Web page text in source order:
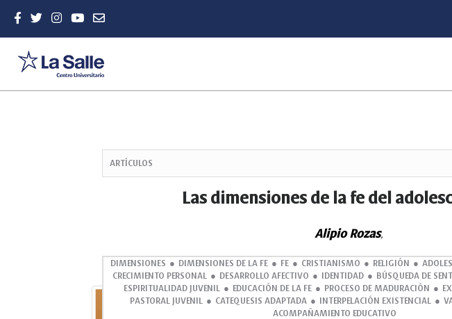
ARTÍCULOS
Las dimensiones de la fe del
Alipio Rozas,
DIMENSIONES DIMENSIONES DE LA FE FE CRISTIANISMO RELIGIÓN
CRECIMIENTO PERSONAL
DESARROLLO AFECTIVO IDENTIDAD BÚSQUEDA DE
ESPIRITUALIDAD JUVENIL
EDUCACIÓN DE LA FE PROCESO DE MADURACIÓN
PASTORAL JUVENIL
CATEQUESIS ADAPTADA INTERPELACIÓN EXISTENCIAL
ACOMPAÑAMIENTO EDUCATIVO
Abstract